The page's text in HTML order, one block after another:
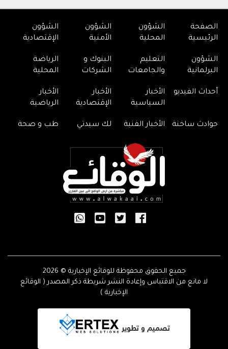
الصفحة
الرئيسية
الشؤون
المحلية
الشؤون
الأمنية
الشؤون
الإقتصادية
الشؤون
البرلمانية
التعليم
والجامعات
البنوك و
الشركات
الرياضة
المحلية
أحداث الفيديو
الأخبار
السياسية
الأخبار
الإقتصادية
الأخبار
الرياضية
حوادث ساخنة الأخبار الفنية لك سيدتي طب و صحة
جميع الحقوق محفوظة للوقائع الإخبارية © 2026
لا مانع من الاقتباس وإعادة النشر شريطة ذكر المصدر ( الوقائع
الإخبارية )
تصميم و تطوير